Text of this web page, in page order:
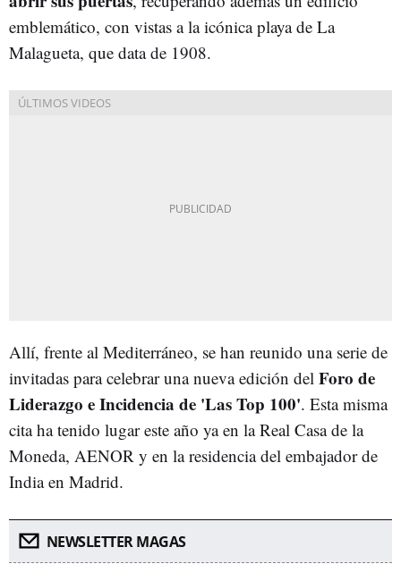
emblemático, con vistas a la icónica playa de La
Malagueta, que data de 1908.
Allí, frente al Mediterráneo, se han reunido una serie de
invitadas para celebrar una nueva edición del Foro de
Liderazgo e Incidencia de 'Las Top 100'. Esta misma
cita ha tenido lugar este año ya en la Real Casa de la
Moneda, AENOR y en la residencia del embajador de
India en Madrid.
NEWSLETTER MAGAS